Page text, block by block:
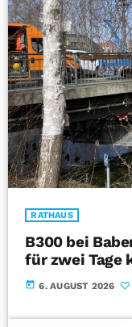
RATHAUS
B300 bei
für zwei Tage
today 6. AUGUST 2026